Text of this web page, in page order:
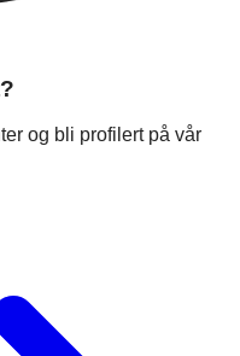
og bli profilert på vår